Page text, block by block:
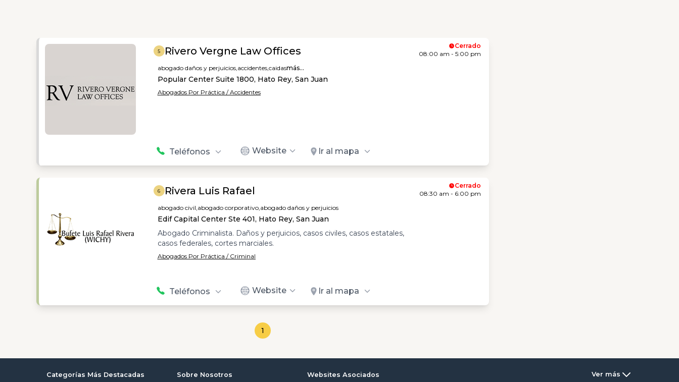
5 Rivero Vergne Law Offices
abogado daños y perjuicios,accidentes,caidasmás...
Popular Center Suite 1800, Hato Rey, San Juan
Abogados Por Práctica / Accidentes
Teléfonos Website Ir al mapa
Cerrado
08:00 am - 5:00 pm
6 Rivera Luis Rafael
abogado civil,abogado corporativo,abogado daños y perjuicios
Edif Capital Center Ste 401, Hato Rey, San Juan
Abogado Criminalista. Daños y perjuicios, casos civiles, casos estatales,
casos federales, cortes marciales.
Abogados Por Práctica / Criminal
Teléfonos Website Ir al mapa
Cerrado
08:30 am - 6:00 pm
1
Categorías Más Destacadas Sobre Nosotros Websites Asociados Ver más